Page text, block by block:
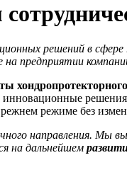
решений в сфере
предприятии
режиме без
направления. Мы
на дальнейшем